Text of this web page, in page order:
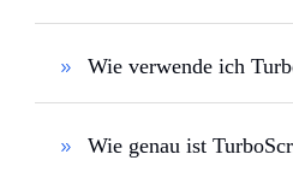
Wie verwende ich
Wie genau ist